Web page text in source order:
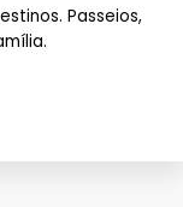
Passeios,